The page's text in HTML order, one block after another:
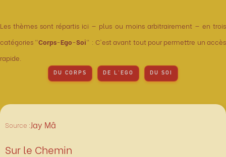
Les thèmes sont répartis ici — plus ou moins arbitrairement — en trois
catégories "Corps-Ego-Soi" : C'est avant tout pour permettre un accès
rapide.
DU CORPS DE L'EGO DU SOI
Source :Jay Mâ
Sur le Chemin